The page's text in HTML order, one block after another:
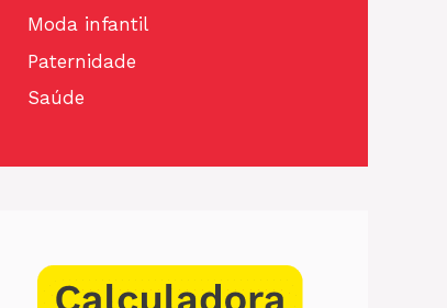
Moda infantil
Paternidade
Saúde